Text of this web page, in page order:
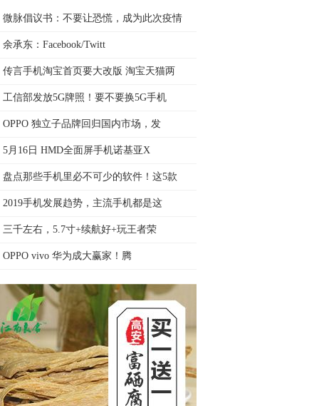
微脉倡议书：不要让恐慌，成为此次疫情
余承东：Facebook/Twitt
传言手机淘宝首页要大改版 淘宝天猫两
工信部发放5G牌照！要不要换5G手机
OPPO 独立子品牌回归国内市场，发
5月16日 HMD全面屏手机诺基亚X
盘点那些手机里必不可少的软件！这5款
2019手机发展趋势，主流手机都是这
三千左右，5.7寸+续航好+玩王者荣
OPPO vivo 华为成大赢家！腾